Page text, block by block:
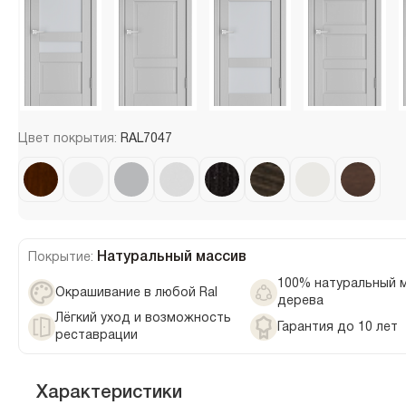
Цвет покрытия: RAL7047
Покрытие: Натуральный массив
Окрашивание в любой Ral
100% натуральный
дерева
Лёгкий уход и возможность
реставрации
Гарантия до 10 лет
Характеристики